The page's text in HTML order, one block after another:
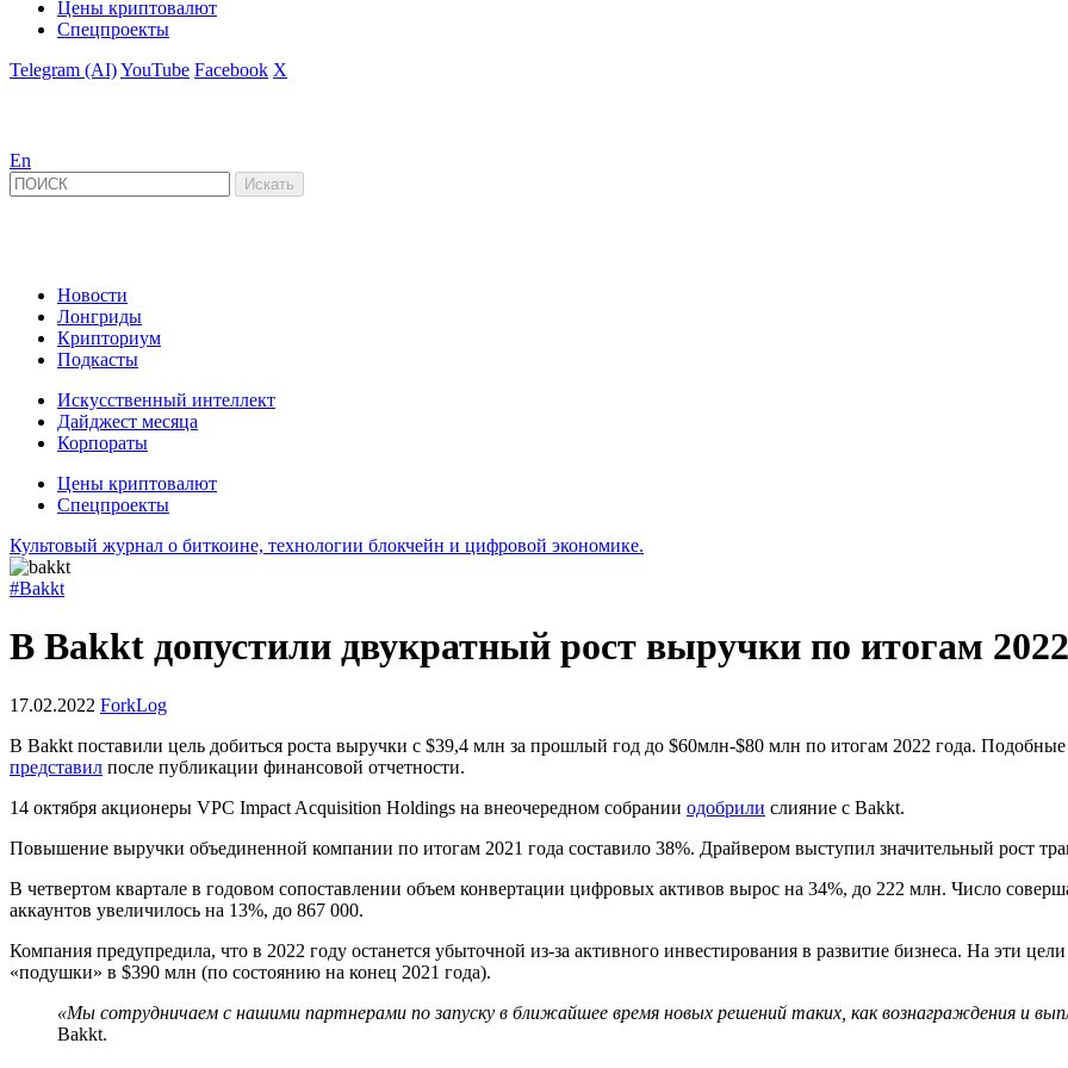
Цены криптовалют
Спецпроекты
Telegram (AI)YouTube Facebook X
En
Новости
Лонгриды
Крипториум
Подкасты
Искусственный интеллект
Дайджест месяца
Корпораты
Цены криптовалют
Спецпроекты
Культовый журнал о биткоине, технологии блокчейн и цифровой экономике.
#Bakkt
В Bakkt допустили двукратный рост выручки по итогам
17.02.2022 ForkLog
В Bakkt поставили цель добиться роста выручки с $39,4 млн за прошлый год до $60млн-$80 млн по итогам 2022 года.
представил после публикации финансовой отчетности.
14 октября акционеры VPC Impact Acquisition Holdings на внеочередном собрании одобрили слияние с Bakkt.
Повышение выручки объединенной компании по итогам 2021 года составило 38%. Драйвером выступил значительный рост
В четвертом квартале в годовом сопоставлении объем конвертации цифровых активов вырос на 34%, до 222 млн. Число
аккаунтов увеличилось на 13%, до 867 000.
Компания предупредила, что в 2022 году останется убыточной из-за активного инвестирования в развитие бизнеса. На эти
«подушки» в $390 млн (по состоянию на конец 2021 года).
«Мы сотрудничаем с нашими партнерами по запуску в ближайшее время новых решений таких, как вознаграждения и
Bakkt.